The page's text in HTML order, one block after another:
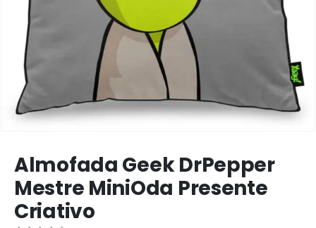
Almofada Geek DrPepper
Mestre MiniOda Presente
Criativo